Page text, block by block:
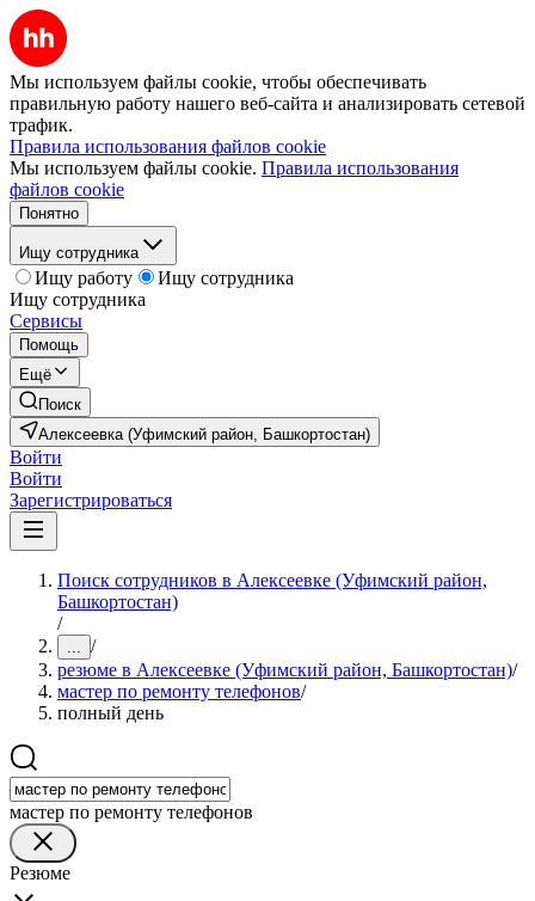
Мы используем файлы cookie, чтобы обеспечивать
правильную работу нашего веб-сайта и анализировать сетевой
трафик.
Правила использования файлов cookie
Мы используем файлы cookie. Правила использования
файлов cookie
Понятно
Ищу сотрудника
Ищу работу
Ищу сотрудника
Ищу сотрудника
Сервисы
Помощь
Ещё
Поиск
Алексеевка (Уфимский район, Башкортостан)
Войти
Войти
Зарегистрироваться
Поиск сотрудников в Алексеевке (Уфимский район,
Башкортостан)
/
... /
резюме в Алексеевке (Уфимский район, Башкортостан)/
мастер по ремонту телефонов/
полный день
мастер по ремонту телефонов
Резюме